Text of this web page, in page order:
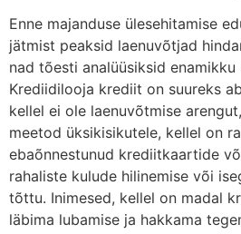
Enne majanduse ülesehitamise
jätmist peaksid laenuvõtjad
nad tõesti analüüsiksid
Krediidilooja krediit on suureks
kellel ei ole laenuvõtmise
meetod üksikisikutele, kellel on
ebaõnnestunud krediitkaartide
rahaliste kulude hilinemise või
tõttu. Inimesed, kellel on madal
läbima lubamise ja hakkama